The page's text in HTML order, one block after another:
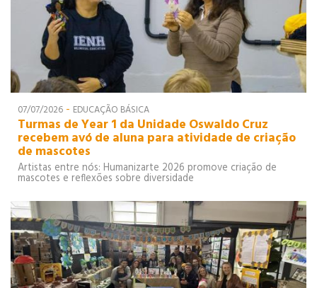
07/07/2026 - EDUCAÇÃO BÁSICA
Turmas de Year 1 da Unidade Oswaldo Cruz
recebem avó de aluna para atividade de criação
de mascotes
Artistas entre nós: Humanizarte 2026 promove criação de
mascotes e reflexões sobre diversidade